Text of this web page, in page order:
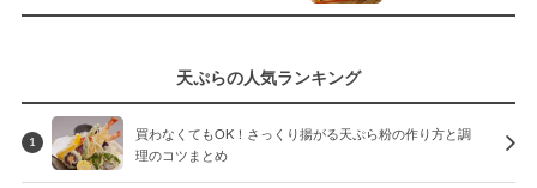
天ぷらの人気ランキング
1
買わなくてもOK！さっくり揚がる天ぷら粉の作り方と調
理のコツまとめ